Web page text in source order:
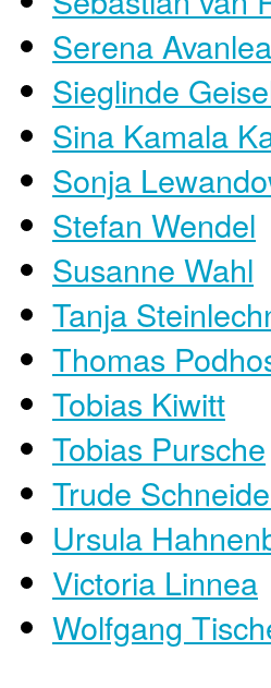
Serena Avanlea
Sieglinde
Sina Kamala
Sonja
Stefan Wendel
Susanne Wahl
Tanja
Thomas
Tobias Kiwitt
Tobias Pursche
Trude
Ursula
Victoria Linnea
Wolfgang